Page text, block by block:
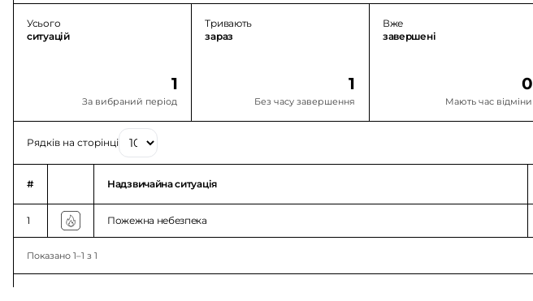
Усього
ситуацій
1
За вибраний період
Тривають
зараз
1
Без часу завершення
Вже
завершені
0
Мають час відміни
Рядків на сторінці
# Надзвичайна ситуація
1 Пожежна небезпека
Показано 1–1 з 1